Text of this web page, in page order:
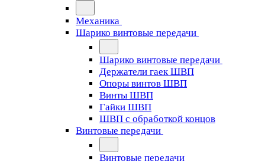
Механика
Шарико винтовые передачи
Шарико винтовые передачи
Держатели гаек ШВП
Опоры винтов ШВП
Винты ШВП
Гайки ШВП
ШВП с обработкой концов
Винтовые передачи
Винтовые передачи